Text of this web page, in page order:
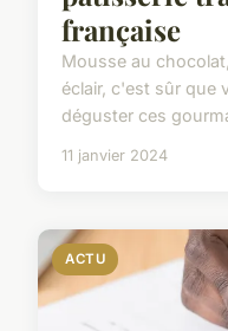
française
Mousse au
éclair, c'est sûr que
déguster ces
11 janvier 2024
ACTU